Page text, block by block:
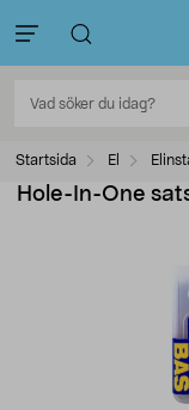
Startsida El
Hole-In-One